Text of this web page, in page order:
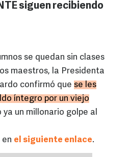
siguen recibiendo
se quedan sin clases
maestros, la Presidenta
confirmó que se les
íntegro por un viejo
ya un millonario golpe al
en el siguiente enlace.